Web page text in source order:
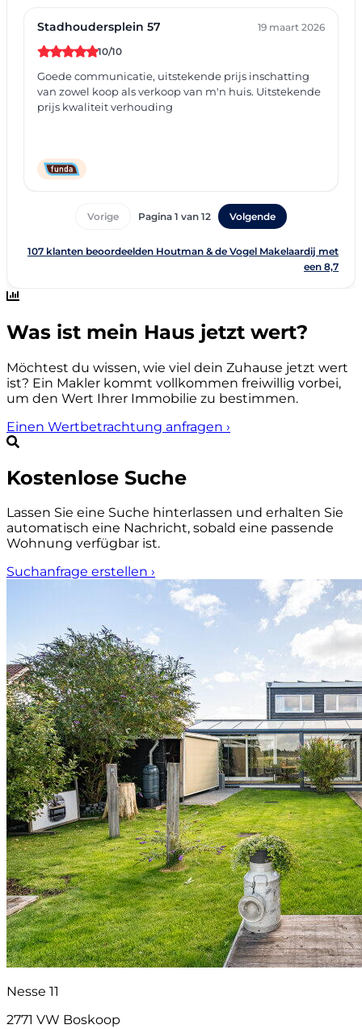
Was ist mein Haus jetzt wert?
Möchtest du wissen, wie viel dein Zuhause jetzt wert
ist? Ein Makler kommt vollkommen freiwillig vorbei,
um den Wert Ihrer Immobilie zu bestimmen.
Einen Wertbetrachtung anfragen ›
Kostenlose Suche
Lassen Sie eine Suche hinterlassen und erhalten Sie
automatisch eine Nachricht, sobald eine passende
Wohnung verfügbar ist.
Suchanfrage erstellen ›
Nesse 11
2771 VW Boskoop